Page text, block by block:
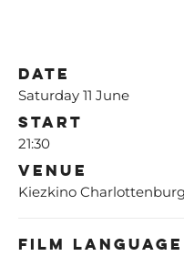
Date
Saturday 11 June
Start
21:30
Venue
Kiezkino Charlottenburg
Film Language